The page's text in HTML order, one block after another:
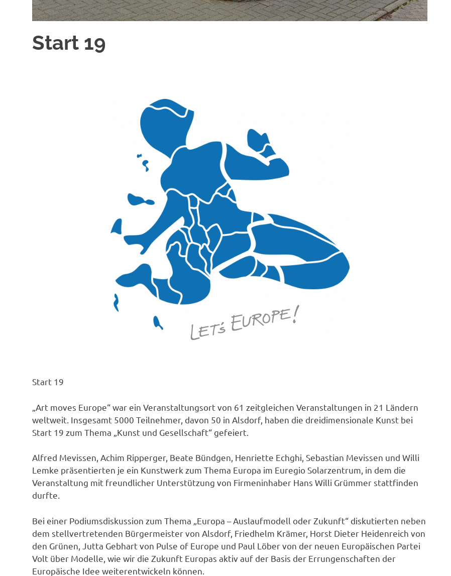
Start 19
Start 19
„Art moves Europe“ war ein Veranstaltungsort von 61 zeitgleichen Veranstaltungen in 21 Ländern
weltweit. Insgesamt 5000 Teilnehmer, davon 50 in Alsdorf, haben die dreidimensionale Kunst bei
Start 19 zum Thema „Kunst und Gesellschaft“ gefeiert.
Alfred Mevissen, Achim Ripperger, Beate Bündgen, Henriette Echghi, Sebastian Mevissen und Willi
Lemke präsentierten je ein Kunstwerk zum Thema Europa im Euregio Solarzentrum, in dem die
Veranstaltung mit freundlicher Unterstützung von Firmeninhaber Hans Willi Grümmer stattfinden
durfte.
Bei einer Podiumsdiskussion zum Thema „Europa – Auslaufmodell oder Zukunft“ diskutierten neben
dem stellvertretenden Bürgermeister von Alsdorf, Friedhelm Krämer, Horst Dieter Heidenreich von
den Grünen, Jutta Gebhart von Pulse of Europe und Paul Löber von der neuen Europäischen Partei
Volt über Modelle, wie wir die Zukunft Europas aktiv auf der Basis der Errungenschaften der
Europäische Idee weiterentwickeln können.